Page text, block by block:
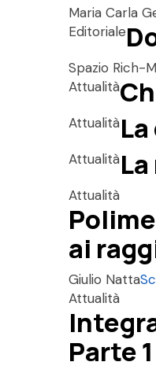
Maria Carla
Editoriale
Spazio Rich-
Attualità
Attualità
Attualità
Attualità
ai
Giulio Natta
Attualità
Parte 1